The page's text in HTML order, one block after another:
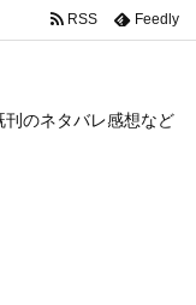
のネタバレ感想など
RSS Feedly